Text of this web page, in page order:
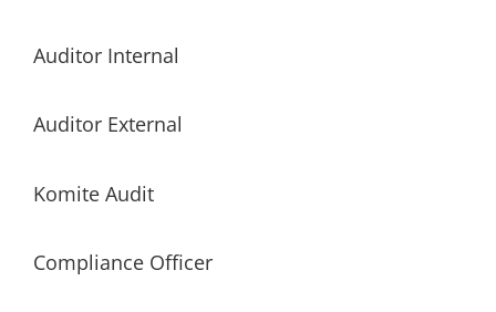
Auditor Internal
Auditor External
Komite Audit
Compliance Officer